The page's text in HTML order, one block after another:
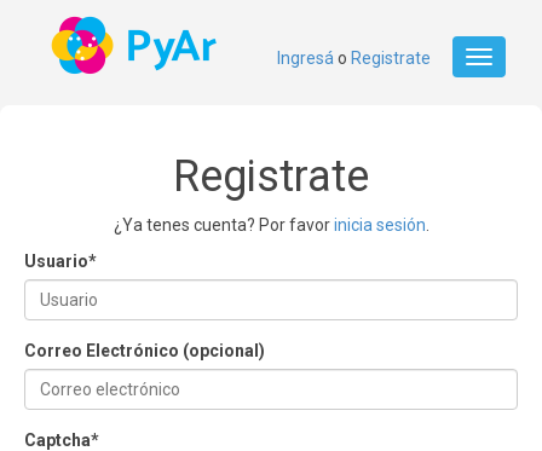
Toggle
Ingresá o Registrate
Registrate
¿Ya tenes cuenta? Por favorinicia sesión
Usuario*
Correo Electrónico (opcional)
Captcha*